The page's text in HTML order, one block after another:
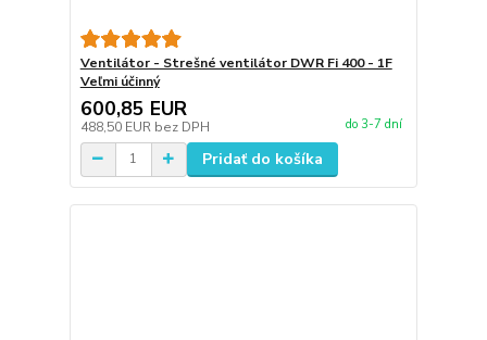
Ventilátor - Strešné ventilátor DWR Fi 400 - 1F
Veľmi účinný
600,85 EUR
488,50 EUR bez DPH do 3-7 dní
Pridať do košíka